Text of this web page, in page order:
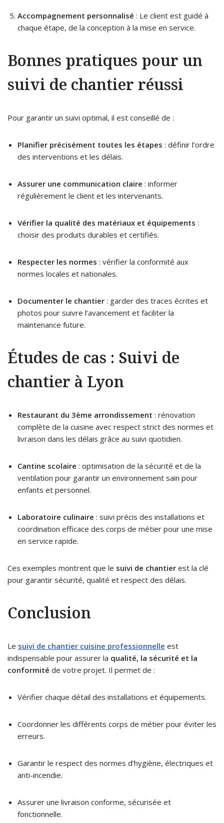
Accompagnement personnalisé : Le client est guidé à
chaque étape, de la conception à la mise en service.
Bonnes pratiques pour un
suivi de chantier réussi
Pour garantir un suivi optimal, il est conseillé de :
Planifier précisément toutes les étapes : définir l’ordre
des interventions et les délais.
Assurer une communication claire : informer
régulièrement le client et les intervenants.
Vérifier la qualité des matériaux et équipements :
choisir des produits durables et certifiés.
Respecter les normes : vérifier la conformité aux
normes locales et nationales.
Documenter le chantier : garder des traces écrites et
photos pour suivre l’avancement et faciliter la
maintenance future.
Études de cas : Suivi de
chantier à Lyon
Restaurant du 3ème arrondissement : rénovation
complète de la cuisine avec respect strict des normes et
livraison dans les délais grâce au suivi quotidien.
Cantine scolaire : optimisation de la sécurité et de la
ventilation pour garantir un environnement sain pour
enfants et personnel.
Laboratoire culinaire : suivi précis des installations et
coordination efficace des corps de métier pour une mise
en service rapide.
Ces exemples montrent que le suivi de chantier est la clé
pour garantir sécurité, qualité et respect des délais.
Conclusion
Le suivi de chantier cuisine professionnelle est
indispensable pour assurer la qualité, la sécurité et la
conformité de votre projet. Il permet de :
Vérifier chaque détail des installations et équipements.
Coordonner les différents corps de métier pour éviter les
erreurs.
Garantir le respect des normes d’hygiène, électriques et
anti-incendie.
Assurer une livraison conforme, sécurisée et
fonctionnelle.